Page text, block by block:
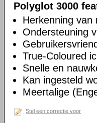
Polyglot 3000
Herkenning van
Ondersteuning
True-Coloured
Snelle en
Kan ingesteld
Meertalige
Stel een correctie voor